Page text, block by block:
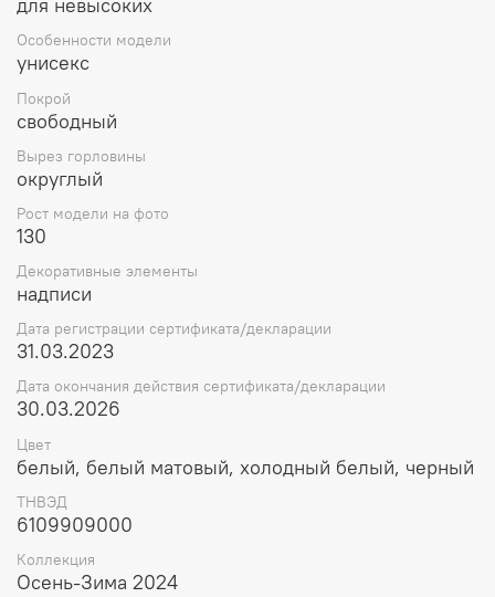
для невысоких
Особенности модели
унисекс
Покрой
свободный
Вырез горловины
округлый
Рост модели на фото
130
Декоративные элементы
надписи
Дата регистрации сертификата/декларации
31.03.2023
Дата окончания действия сертификата/декларации
30.03.2026
Цвет
белый, белый матовый, холодный белый, черный
ТНВЭД
6109909000
Коллекция
Осень-Зима 2024